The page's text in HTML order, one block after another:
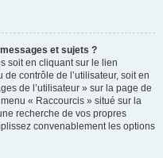
et sujets ?
soit en cliquant sur le lien
contrôle de l’utilisateur, soit en
de l’utilisateur » sur la page de
« Raccourcis » situé sur la
recherche de vos propres
convenablement les options